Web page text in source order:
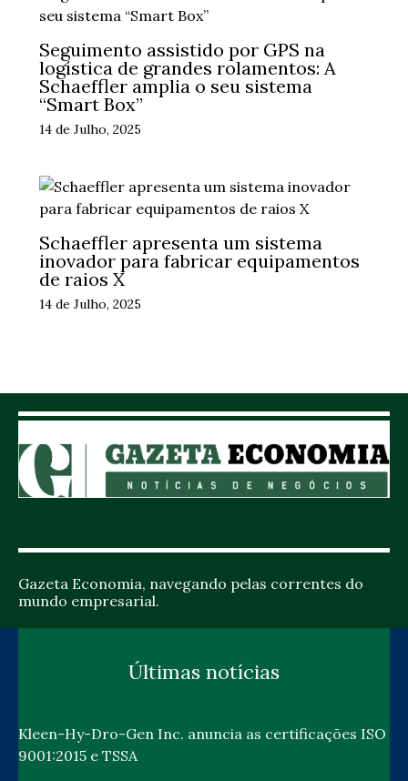
Seguimento assistido por GPS na
logística de grandes rolamentos: A
Schaeffler amplia o seu sistema
“Smart Box”
14 de Julho, 2025
Schaeffler apresenta um sistema
inovador para fabricar equipamentos
de raios X
14 de Julho, 2025
Gazeta Economia, navegando pelas correntes do
mundo empresarial.
Últimas notícias
Kleen-Hy-Dro-Gen Inc. anuncia as certificações ISO
9001:2015 e TSSA